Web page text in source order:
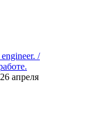
/
26 апреля